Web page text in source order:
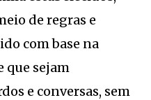
de regras e
com base na
que sejam
e conversas, sem